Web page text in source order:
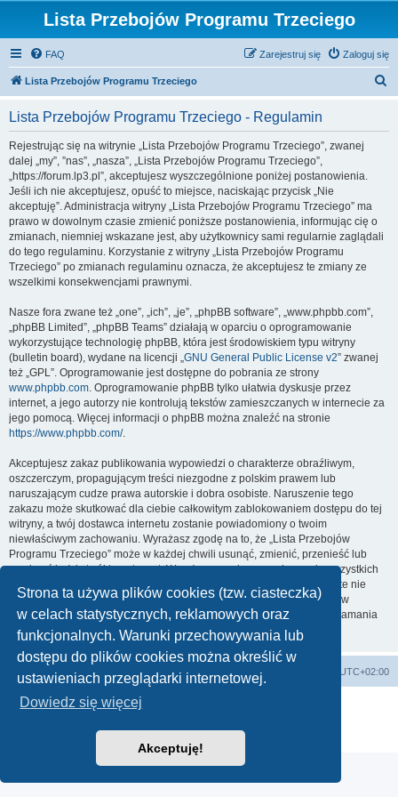
Strona ta używa plików cookies (tzw. ciasteczka)
w celach statystycznych, reklamowych oraz
funkcjonalnych. Warunki przechowywania lub
dostępu do plików cookies można określić w
ustawieniach przeglądarki internetowej.
Dowiedz się więcej
Akceptuję!
Lista Przebojów Programu Trzeciego
FAQ Zaloguj się
Zarejestruj się
Lista Przebojów Programu Trzeciego
Lista Przebojów Programu Trzeciego - Regulamin
Rejestrując się na witrynie „Lista Przebojów Programu Trzeciego”, zwanej
dalej „my”, ”nas”, „nasza”, „Lista Przebojów Programu Trzeciego”,
„https://forum.lp3.pl”, akceptujesz wyszczególnione poniżej postanowienia.
Jeśli ich nie akceptujesz, opuść to miejsce, naciskając przycisk „Nie
akceptuję”. Administracja witryny „Lista Przebojów Programu Trzeciego” ma
prawo w dowolnym czasie zmienić poniższe postanowienia, informując cię o
zmianach, niemniej wskazane jest, aby użytkownicy sami regularnie zaglądali
do tego regulaminu. Korzystanie z witryny „Lista Przebojów Programu
Trzeciego” po zmianach regulaminu oznacza, że akceptujesz te zmiany ze
wszelkimi konsekwencjami prawnymi.
Nasze fora zwane też „one”, „ich”, „je”, „phpBB software”, „www.phpbb.com”,
„phpBB Limited”, „phpBB Teams” działają w oparciu o oprogramowanie
wykorzystujące technologię phpBB, która jest środowiskiem typu witryny
(bulletin board), wydane na licencji „GNU General Public License v2” zwanej
też „GPL”. Oprogramowanie jest dostępne do pobrania ze strony
www.phpbb.com. Oprogramowanie phpBB tylko ułatwia dyskusje przez
internet, a jego autorzy nie kontrolują tekstów zamieszczanych w internecie za
jego pomocą. Więcej informacji o phpBB można znaleźć na stronie
https://www.phpbb.com/.
Akceptujesz zakaz publikowania wypowiedzi o charakterze obraźliwym,
oszczerczym, propagującym treści niezgodne z polskim prawem lub
naruszającym cudze prawa autorskie i dobra osobiste. Naruszenie tego
zakazu może skutkować dla ciebie całkowitym zablokowaniem dostępu do tej
witryny, a twój dostawca internetu zostanie powiadomiony o twoim
niewłaściwym zachowaniu. Wyrażasz zgodę na to, że „Lista Przebojów
Programu Trzeciego” może w każdej chwili usunąć, zmienić, przenieść lub
zamknąć każdy twój temat, post. Wyrażasz zgodę na zapisywanie wszystkich
podanych przez ciebie informacji w naszej bazie danych. Informacje te nie
będą przekazywane nikomu bez twojej zgody, ale ani „Lista Przebojów
Programu Trzeciego”, ani phpBB nie ponosi odpowiedzialności za włamania
do witryny, podczas których może dojść do kradzieży danych.
Lista Przebojów Programu Trzeciego UTC+02:00
Technologię dostarcza
Zasady ochrony danych osobowych